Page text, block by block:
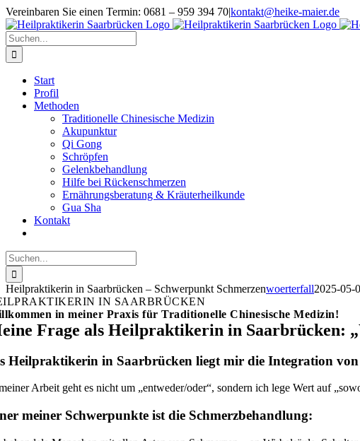
Zum
Inhalt
springen
Vereinbaren Sie einen Termin: 0681 – 959 394 70|kontakt@heike-maier.de
Suche
nach:
Start
Profil
Methoden
Traditionelle Chinesische Medizin
Akupunktur
Qi Gong
Schröpfen
Gelenkbehandlung
Hilfe bei Rückenschmerzen
Ernährungsberatung & Kräuterheilkunde
Gua Sha
Kontakt
Suche
nach:
Heilpraktikerin in Saarbrücken – Schwerpunkt Schmerzenwoerterfall2025-05-
IN SAARBRÜCKEN
in meiner Praxis für Traditionelle Chinesische Medizin!
Frage als Heilpraktikerin in Saarbrücken:
Heilpraktikerin in Saarbrücken liegt mir die Integration
Arbeit geht es nicht um „entweder/oder“, sondern ich lege Wert auf
meiner Schwerpunkte ist die Schmerzbehandlung: